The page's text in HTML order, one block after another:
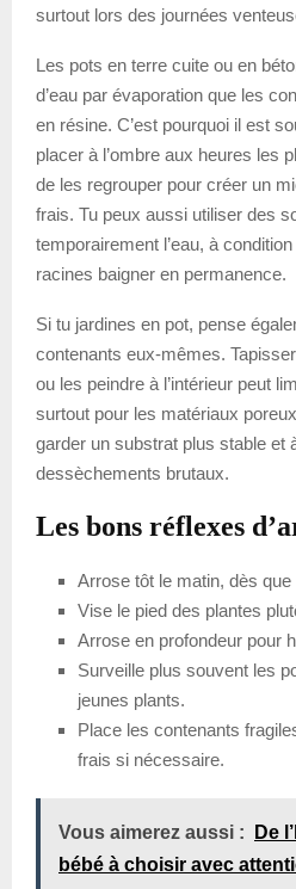
surtout lors des journées
Les pots en terre cuite ou en
d’eau par évaporation que les
en résine. C’est pourquoi il est
placer à l’ombre aux heures les
de les regrouper pour créer un
frais. Tu peux aussi utiliser des
temporairement l’eau, à
racines baigner en permanence.
Si tu jardines en pot, pense
contenants eux-mêmes.
ou les peindre à l’intérieur peut
surtout pour les matériaux
garder un substrat plus stable et
dessèchements brutaux.
Les bons réflexes
Arrose tôt le matin, dès que
Vise le pied des plantes
Arrose en profondeur pour
Surveille plus souvent les
jeunes plants.
Place les contenants
frais si nécessaire.
Vous aimerez aussi :
De
bébé à choisir avec